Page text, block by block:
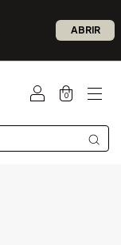
ABRIR
0